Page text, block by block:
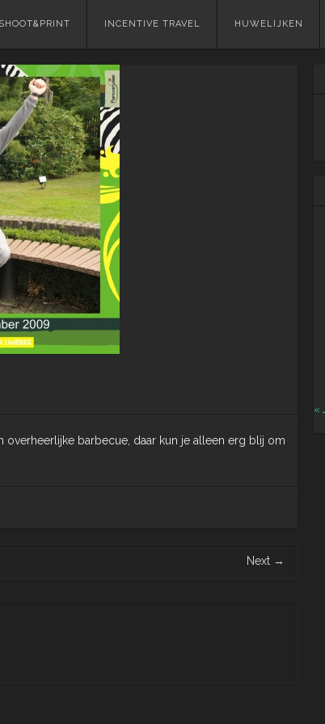
Skip
SHOOT&PRINT INCENTIVE TRAVEL HUWELIJKEN
barbecue, daar kun je alleen erg blij om
Next →
«